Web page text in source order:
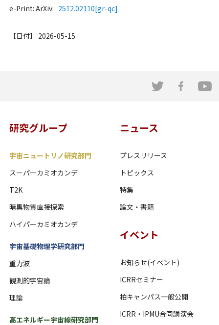
e-Print: ArXiv: 2512.02110[gr-qc]
【日付】 2026-05-15
研究グループ
宇宙ニュートリノ研究部門
スーパーカミオカンデ
T2K
暗黒物質直接探索
ハイパーカミオカンデ
宇宙基礎物理学研究部門
重力波
観測的宇宙論
理論
高エネルギー宇宙線研究部門
ニュース
プレスリリース
トピックス
特集
論文・書籍
イベント
お知らせ(イベント)
ICRRセミナー
柏キャンパス一般公開
ICRR・IPMU合同講演会